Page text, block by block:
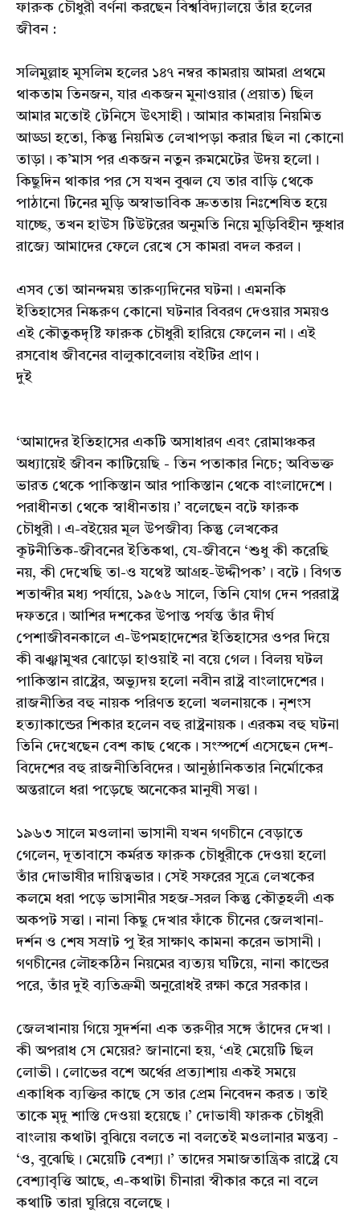
ফারুক চৌধুরী বর্ণনা করছেন বিশ্ববিদ্যালয়ে তাঁর হলের
জীবন :
সলিমুল্লাহ মুসলিম হলের ১৪৭ নম্বর কামরায় আমরা প্রথমে
থাকতাম তিনজন, যার একজন মুনাওয়ার (প্রয়াত) ছিল
আমার মতোই টেনিসে উৎসাহী। আমার কামরায় নিয়মিত
আড্ডা হতো, কিন্তু নিয়মিত লেখাপড়া করার ছিল না কোনো
তাড়া। ক’মাস পর একজন নতুন রুমমেটের উদয় হলো।
কিছুদিন থাকার পর সে যখন বুঝল যে তার বাড়ি থেকে
পাঠানো টিনের মুড়ি অস্বাভাবিক দ্রুততায় নিঃশেষিত হয়ে
যাচ্ছে, তখন হাউস টিউটরের অনুমতি নিয়ে মুড়িবিহীন ক্ষুধার
রাজ্যে আমাদের ফেলে রেখে সে কামরা বদল করল।
এসব তো আনন্দময় তারুণ্যদিনের ঘটনা। এমনকি
ইতিহাসের নিষ্করুণ কোনো ঘটনার বিবরণ দেওয়ার সময়ও
এই কৌতুকদৃষ্টি ফারুক চৌধুরী হারিয়ে ফেলেন না। এই
রসবোধ জীবনের বালুকাবেলায় বইটির প্রাণ।
দুই
‘আমাদের ইতিহাসের একটি অসাধারণ এবং রোমাঞ্চকর
অধ্যায়েই জীবন কাটিয়েছি - তিন পতাকার নিচে; অবিভক্ত
ভারত থেকে পাকিস্তান আর পাকিস্তান থেকে বাংলাদেশে।
পরাধীনতা থেকে স্বাধীনতায়।’ বলেছেন বটে ফারুক
চৌধুরী। এ-বইয়ের মূল উপজীব্য কিন্তু লেখকের
কূটনীতিক-জীবনের ইতিকথা, যে-জীবনে ‘শুধু কী করেছি
নয়, কী দেখেছি তা-ও যথেষ্ট আগ্রহ-উদ্দীপক’। বটে। বিগত
শতাব্দীর মধ্য পর্যায়ে, ১৯৫৬ সালে, তিনি যোগ দেন পররাষ্ট্র
দফতরে। আশির দশকের উপান্ত পর্যন্ত তাঁর দীর্ঘ
পেশাজীবনকালে এ-উপমহাদেশের ইতিহাসের ওপর দিয়ে
কী ঝঞ্ঝামুখর ঝোড়ো হাওয়াই না বয়ে গেল। বিলয় ঘটল
পাকিস্তান রাষ্ট্রের, অভ্যুদয় হলো নবীন রাষ্ট্র বাংলাদেশের।
রাজনীতির বহু নায়ক পরিণত হলো খলনায়কে। নৃশংস
হত্যাকান্ডের শিকার হলেন বহু রাষ্ট্রনায়ক। এরকম বহু ঘটনা
তিনি দেখেছেন বেশ কাছ থেকে। সংস্পর্শে এসেছেন দেশ-
বিদেশের বহু রাজনীতিবিদের। আনুষ্ঠানিকতার নির্মোকের
অন্তরালে ধরা পড়েছে অনেকের মানুষী সত্তা।
১৯৬৩ সালে মওলানা ভাসানী যখন গণচীনে বেড়াতে
গেলেন, দূতাবাসে কর্মরত ফারুক চৌধুরীকে দেওয়া হলো
তাঁর দোভাষীর দায়িত্বভার। সেই সফরের সূত্রে লেখকের
কলমে ধরা পড়ে ভাসানীর সহজ-সরল কিন্তু কৌতূহলী এক
অকপট সত্তা। নানা কিছু দেখার ফাঁকে চীনের জেলখানা-
দর্শন ও শেষ সম্রাট পু ইর সাক্ষাৎ কামনা করেন ভাসানী।
গণচীনের লৌহকঠিন নিয়মের ব্যত্যয় ঘটিয়ে, নানা কান্ডের
পরে, তাঁর দুই ব্যতিক্রমী অনুরোধই রক্ষা করে সরকার।
জেলখানায় গিয়ে সুদর্শনা এক তরুণীর সঙ্গে তাঁদের দেখা।
কী অপরাধ সে মেয়ের? জানানো হয়, ‘এই মেয়েটি ছিল
লোভী। লোভের বশে অর্থের প্রত্যাশায় একই সময়ে
একাধিক ব্যক্তির কাছে সে তার প্রেম নিবেদন করত। তাই
তাকে মৃদু শাস্তি দেওয়া হয়েছে।’ দোভাষী ফারুক চৌধুরী
বাংলায় কথাটা বুঝিয়ে বলতে না বলতেই মওলানার মন্তব্য -
‘ও, বুঝেছি। মেয়েটি বেশ্যা।’ তাদের সমাজতান্ত্রিক রাষ্ট্রে যে
বেশ্যাবৃত্তি আছে, এ-কথাটা চীনারা স্বীকার করে না বলে
কথাটি তারা ঘুরিয়ে বলেছে।